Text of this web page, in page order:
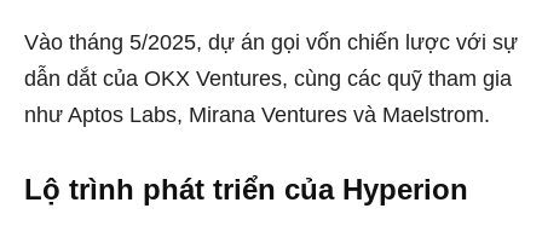
Vào tháng 5/2025, dự án gọi vốn chiến lược với sự
dẫn dắt của OKX Ventures, cùng các quỹ tham gia
như Aptos Labs, Mirana Ventures và Maelstrom.
Lộ trình phát triển của Hyperion